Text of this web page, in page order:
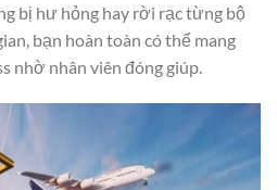
bị hư hỏng hay rời rạc từng bộ
bạn hoàn toàn có thể mang
nhờ nhân viên đóng giúp.